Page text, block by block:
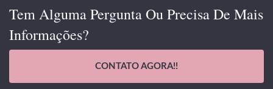
Tem Alguma Pergunta Ou Precisa De Mais
Informações?
CONTATO AGORA!!